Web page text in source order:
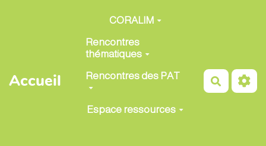
Aller au contenu principal
Accueil
CORALIM
Rencontres
thématiques
Rencontres des PAT
Espace ressources